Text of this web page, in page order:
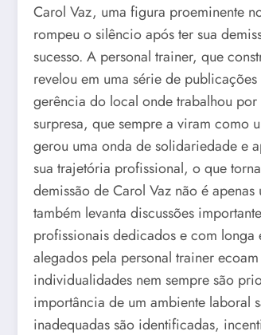
Carol Vaz, uma figura proeminente
rompeu o silêncio após ter sua
sucesso. A personal trainer, que
revelou em uma série de
gerência do local onde trabalhou
surpresa, que sempre a viram como
gerou uma onda de solidariedade e
sua trajetória profissional, o que
demissão de Carol Vaz não é
também levanta discussões
profissionais dedicados e com
alegados pela personal trainer
individualidades nem sempre são
importância de um ambiente laboral
inadequadas são identificadas,